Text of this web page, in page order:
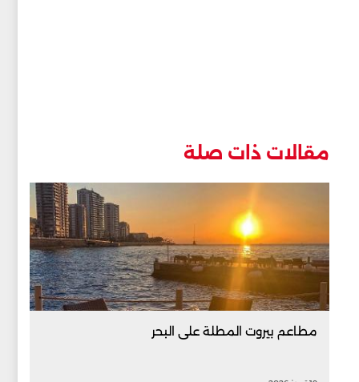
مقالات ذات صلة
مطاعم بيروت المطلة على البحر